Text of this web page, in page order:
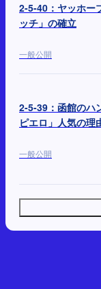
2-5-40：ヤッホー
ッチ」の確立
一般公開
2-5-39：函館のハ
ピエロ」人気の理
一般公開